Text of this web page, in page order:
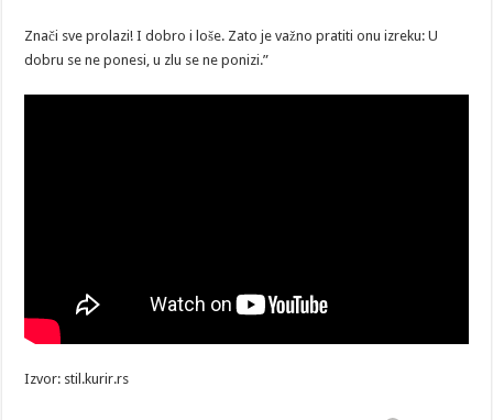
Znači sve prolazi! I dobro i loše. Zato je važno pratiti onu izreku: U
dobru se ne ponesi, u zlu se ne ponizi.”
Izvor: stil.kurir.rs